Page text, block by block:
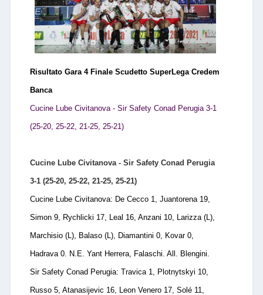
Risultato Gara 4 Finale Scudetto SuperLega Credem
Banca
Cucine Lube Civitanova - Sir Safety Conad Perugia 3-1
(25-20, 25-22, 21-25, 25-21)
Cucine Lube Civitanova - Sir Safety Conad Perugia
3-1 (25-20, 25-22, 21-25, 25-21)
Cucine Lube Civitanova: De Cecco 1, Juantorena 19,
Simon 9, Rychlicki 17, Leal 16, Anzani 10, Larizza (L),
Marchisio (L), Balaso (L), Diamantini 0, Kovar 0,
Hadrava 0. N.E. Yant Herrera, Falaschi. All. Blengini.
Sir Safety Conad Perugia: Travica 1, Plotnytskyi 10,
Russo 5, Atanasijevic 16, Leon Venero 17, Solé 11,